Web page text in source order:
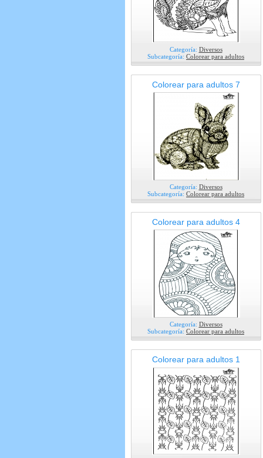
Categoría: Diversos
Subcategoría: Colorear para adultos
Colorear para adultos 7
Categoría: Diversos
Subcategoría: Colorear para adultos
Colorear para adultos 4
Categoría: Diversos
Subcategoría: Colorear para adultos
Colorear para adultos 1